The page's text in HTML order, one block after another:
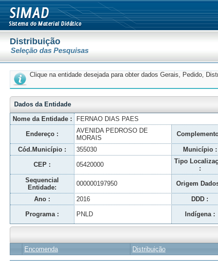
Distribuição
Seleção das Pesquisas
Clique na entidade desejada para obter dados Gerais, Pedido,
Dados da Entidade
Nome da Entidade :
FERNAO DIAS PAES
Endereço :
AVENIDA PEDROSO DE
MORAIS
Cód.Município : 355030 Município :
CEP : 05420000
Tipo
:
Sequencial
Entidade:
000000197950 Origem
Ano : 2016 DDD :
Programa : PNLD Indígena :
Encomenda Distribuição